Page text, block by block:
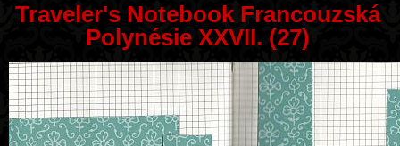
Traveler's Notebook Francouzská
Polynésie XXVII. (27)